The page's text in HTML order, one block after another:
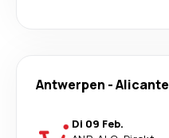
Antwerpen -Alicante
Di 09 Feb.